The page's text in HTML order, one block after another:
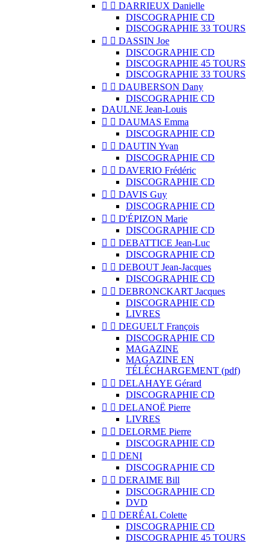
  DARRIEUX Danielle
DISCOGRAPHIE CD
DISCOGRAPHIE 33 TOURS
  DASSIN Joe
DISCOGRAPHIE CD
DISCOGRAPHIE 45 TOURS
DISCOGRAPHIE 33 TOURS
  DAUBERSON Dany
DISCOGRAPHIE CD
DAULNE Jean-Louis
  DAUMAS Emma
DISCOGRAPHIE CD
  DAUTIN Yvan
DISCOGRAPHIE CD
  DAVERIO Frédéric
DISCOGRAPHIE CD
  DAVIS Guy
DISCOGRAPHIE CD
  D'ÉPIZON Marie
DISCOGRAPHIE CD
  DEBATTICE Jean-Luc
DISCOGRAPHIE CD
  DEBOUT Jean-Jacques
DISCOGRAPHIE CD
  DEBRONCKART Jacques
DISCOGRAPHIE CD
LIVRES
  DEGUELT François
DISCOGRAPHIE CD
MAGAZINE
MAGAZINE EN
TÉLÉCHARGEMENT (pdf)
  DELAHAYE Gérard
DISCOGRAPHIE CD
  DELANOË Pierre
LIVRES
  DELORME Pierre
DISCOGRAPHIE CD
  DENI
DISCOGRAPHIE CD
  DERAIME Bill
DISCOGRAPHIE CD
DVD
  DERÉAL Colette
DISCOGRAPHIE CD
DISCOGRAPHIE 45 TOURS